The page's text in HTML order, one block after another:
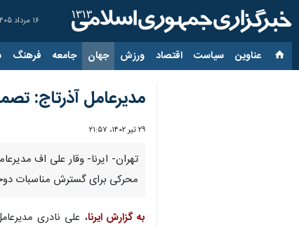
۱۶ مرداد ۱۴۰۵
عناوین‌ سیاست اقتصاد ورزش جهان جامعه فرهنگ
مدیرعامل آذرتاج:
۲۹ تیر ۱۴۰۲، ۲۱:۵۷
تهران- ایرنا- وقار علی اف
محرکی برای گسترش مناسبات
به گزارش ایرنا، علی نادری